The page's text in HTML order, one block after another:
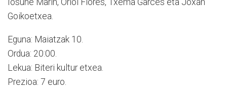
Iosune Marin, Oriol Flores, Txema Garces eta Joxan
Goikoetxea.
Eguna: Maiatzak 10.
Ordua: 20:00.
Lekua: Biteri kultur etxea.
Prezioa: 7 euro.